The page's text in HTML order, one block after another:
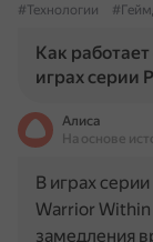
#Технологии
Как
играх серии
Алиса
На основе
В играх
Warrior Within
замедления